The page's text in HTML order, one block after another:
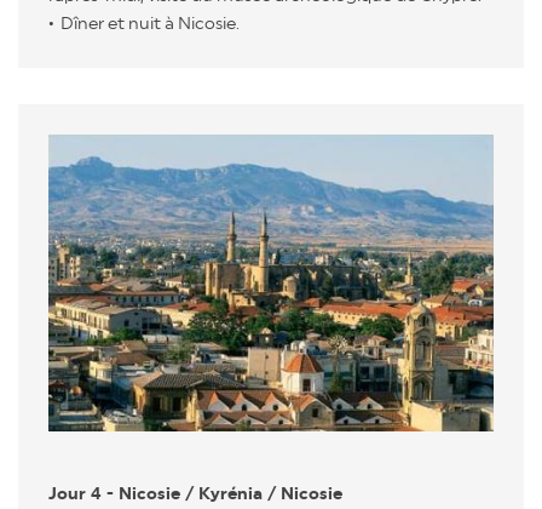
Dîner et nuit à Nicosie.
Jour 4 - Nicosie / Kyrénia / Nicosie